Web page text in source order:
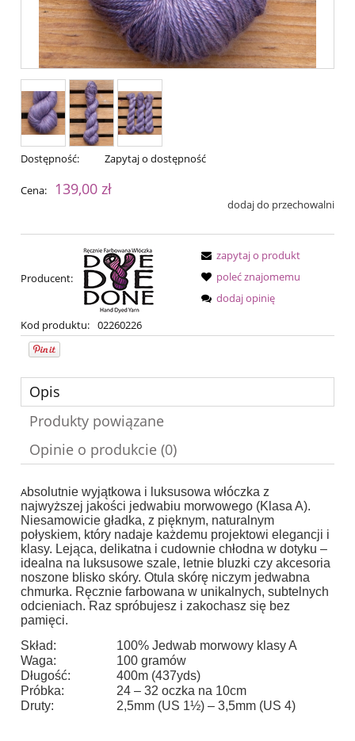
Dostępność: Zapytaj o dostępność
Cena: 139,00 zł
dodaj do przechowalni
Producent:
Kod produktu: 02260226
zapytaj o produkt
poleć znajomemu
dodaj opinię
Opis
Produkty powiązane
Opinie o produkcie (0)
Absolutnie wyjątkowa i luksusowa włóczka z
najwyższej jakości jedwabiu morwowego (Klasa A).
Niesamowicie gładka, z pięknym, naturalnym
połyskiem, który nadaje każdemu projektowi elegancji i
klasy. Lejąca, delikatna i cudownie chłodna w dotyku –
idealna na luksusowe szale, letnie bluzki czy akcesoria
noszone blisko skóry. Otula skórę niczym jedwabna
chmurka. Ręcznie farbowana w unikalnych, subtelnych
odcieniach. Raz spróbujesz i zakochasz się bez
pamięci.
Skład:
100% Jedwab morwowy klasy A
Waga:
100 gramów
Długość:
400m (437yds)
Próbka:
24 – 32 oczka na 10cm
Druty:
2,5mm (US 1½) – 3,5mm (US 4)